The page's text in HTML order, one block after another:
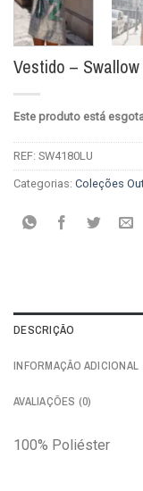
Vestido –
Este produto está
REF: SW4180LU
Categorias: Coleções
DESCRIÇÃO
INFORMAÇÃO ADICIONAL
AVALIAÇÕES (0)
100% Poliéster